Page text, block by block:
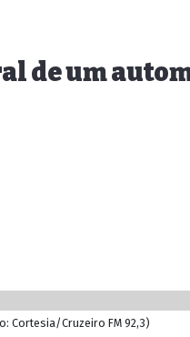
de um
Cortesia/Cruzeiro FM 92,3)